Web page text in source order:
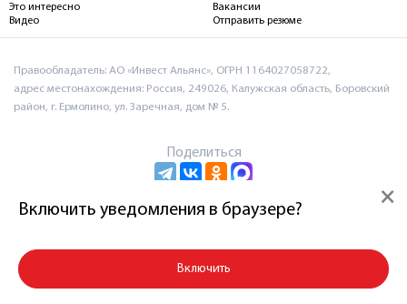
Это интересно
Видео
Вакансии
Отправить резюме
Правообладатель: АО «Инвест Альянс», ОГРН 1164027058722,
адрес местонахождения: Россия, 249026, Калужская область, Боровский
район, г. Ермолино, ул. Заречная, дом № 5.
Поделиться
Пользовательское соглашение и политика
×
Включить уведомления в браузере?
Включить